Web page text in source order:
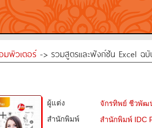
มพิวเตอร์-> รวมสูตรและฟังก์ชัน Excel ฉ
ผู้แต่ง
จักรทิพย์ ชีวพัฒ
สำนักพิมพ์
สำนักพิมพ์ IDC